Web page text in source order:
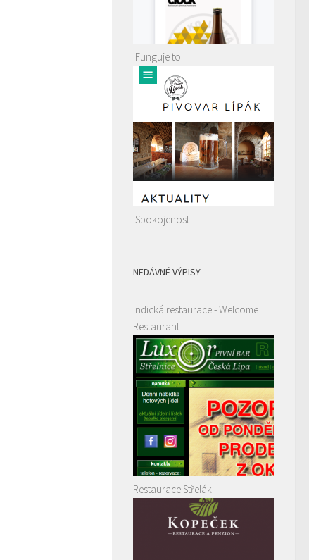
Funguje to
Spokojenost
NEDÁVNÉ VÝPISY
Indická restaurace - Welcome
Restaurant
Restaurace Střelák